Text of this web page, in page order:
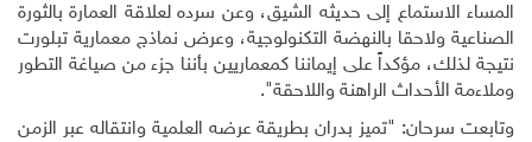
المساء الاستماع إلى حديثه الشيق، وعن سرده لعلاقة العمارة بالثورة
الصناعية ولاحقا بالنهضة التكنولوجية، وعرض نماذج معمارية تبلورت
نتيجة لذلك، مؤكداً على إيماننا كمعماريين بأننا جزء من صياغة التطور
وملاءمة الأحداث الراهنة واللاحقة".
وتابعت سرحان: "تميز بدران بطريقة عرضه العلمية وانتقاله عبر الزمن